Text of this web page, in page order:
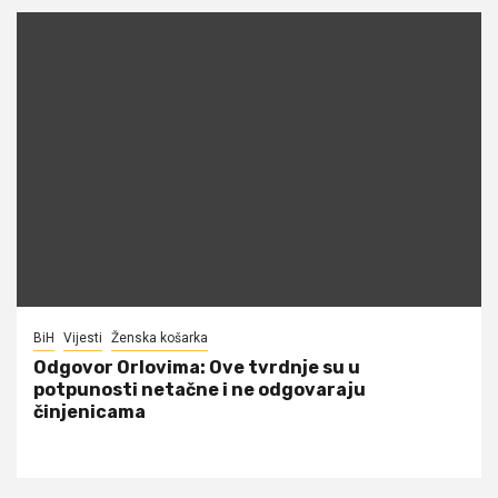
BiH Vijesti Ženska košarka
Odgovor Orlovima: ​Ove tvrdnje su u
potpunosti netačne i ne odgovaraju
činjenicama